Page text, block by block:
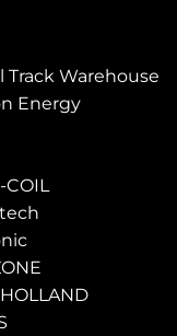
Track Warehouse
Energy
COIL